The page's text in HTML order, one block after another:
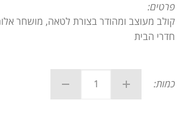
פרטים:
קולב מעוצב ומהודר בצורת לטאה, מושחר
חדרי הבית
כמות: